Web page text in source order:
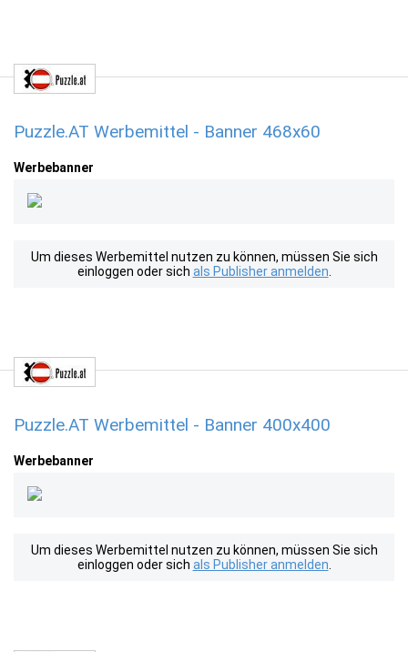
Puzzle.AT Werbemittel - Banner 468x60
Werbebanner
Um dieses Werbemittel nutzen zu können, müssen Sie sich
einloggen oder sich als Publisher anmelden
Puzzle.AT Werbemittel - Banner 400x400
Werbebanner
Um dieses Werbemittel nutzen zu können, müssen Sie sich
einloggen oder sich als Publisher anmelden